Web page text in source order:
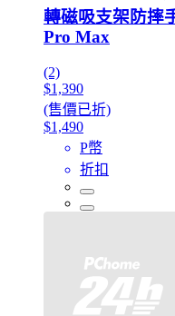
轉磁吸支架防摔
Pro Max
(2)
$1,390
(售價已折)
$1,490
P幣
折扣